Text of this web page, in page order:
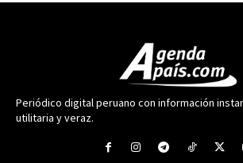
Periódico digital peruano con información
utilitaria y veraz.